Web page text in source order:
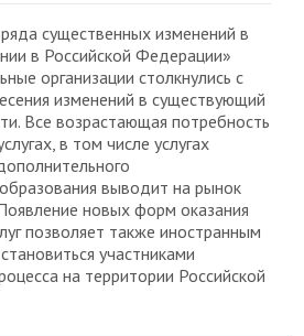
существенных изменений в
в Российской Федерации»
организации столкнулись с
изменений в существующий
Все возрастающая потребность
в том числе услугах
выводит на рынок
новых форм оказания
позволяет также иностранным
участниками
на территории Российской